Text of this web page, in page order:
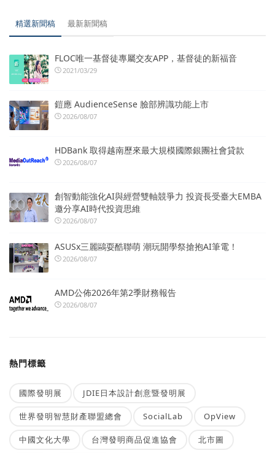
精選新聞稿 最新新聞稿
FLOC唯一基督徒專屬交友APP，基督徒的新福音
2021/03/29
鎧應 AudienceSense 臉部辨識功能上市
2026/08/07
HDBank 取得越南歷來最大規模國際銀團社會貸款
2026/08/07
創智動能強化AI與經營雙軸競爭力 投資長受臺大EMBA
邀分享AI時代投資思維
2026/08/07
ASUSx三麗鷗耍酷聯萌 潮玩開學祭搶抱AI筆電！
2026/08/07
AMD公佈2026年第2季財務報告
2026/08/07
熱門標籤
國際發明展 JDIE日本設計創意暨發明展
世界發明智慧財產聯盟總會 SocialLab OpView
中國文化大學 台灣發明商品促進協會 北市圖